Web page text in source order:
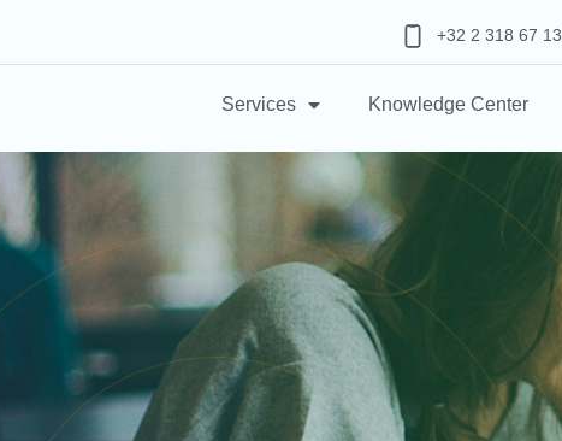
+32 2 318 67 13
Services Knowledge Center